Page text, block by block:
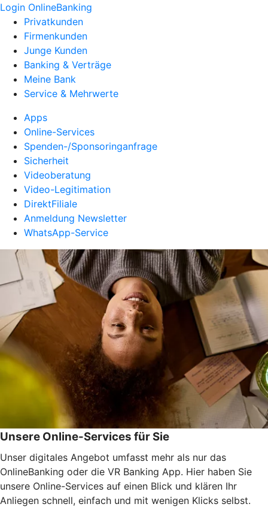
Login OnlineBanking
Privatkunden
Firmenkunden
Junge Kunden
Banking & Verträge
Meine Bank
Service & Mehrwerte
Apps
Online-Services
Spenden-/Sponsoringanfrage
Sicherheit
Videoberatung
Video-Legitimation
DirektFiliale
Anmeldung Newsletter
WhatsApp-Service
Unsere Online-Services für Sie
Unser digitales Angebot umfasst mehr als nur das
OnlineBanking oder die VR Banking App. Hier haben Sie
unsere Online-Services auf einen Blick und klären Ihr
Anliegen schnell, einfach und mit wenigen Klicks selbst.